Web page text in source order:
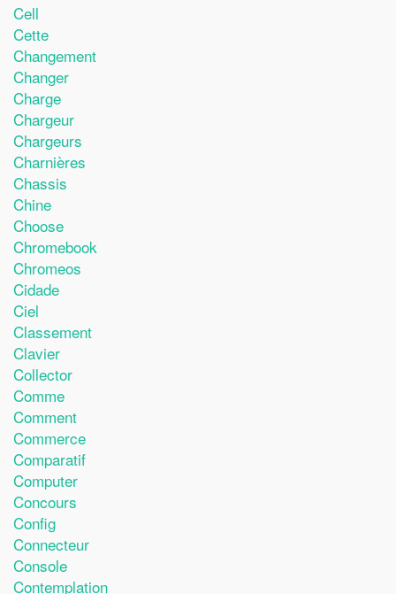
Cell
Cette
Changement
Changer
Charge
Chargeur
Chargeurs
Charnières
Chassis
Chine
Choose
Chromebook
Chromeos
Cidade
Ciel
Classement
Clavier
Collector
Comme
Comment
Commerce
Comparatif
Computer
Concours
Config
Connecteur
Console
Contemplation